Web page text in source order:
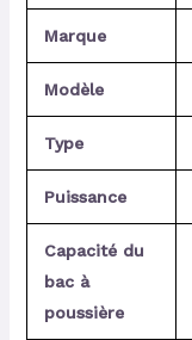
Marque
Modèle
Type
Puissance
Capacité du
bac à
poussière